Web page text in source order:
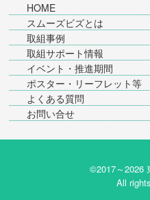
HOME
スムーズビズとは
取組事例
取組サポート情報
イベント・推進期間
ポスター・リーフレット等
よくある質問
お問い合せ
©2017～2026
All